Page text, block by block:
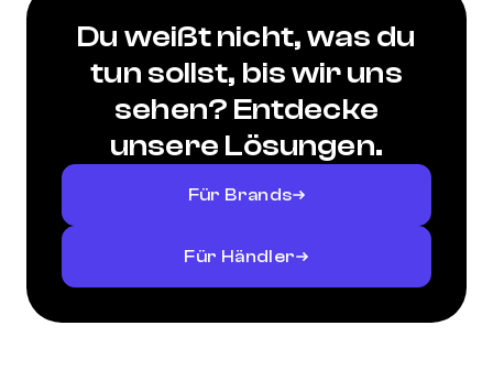
Du weißt nicht, was du
tun sollst, bis wir uns
sehen? Entdecke
unsere Lösungen.
Für Brands
Für Händler